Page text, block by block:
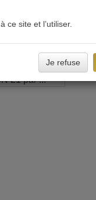
ce site et l’utiliser.
Je refuse